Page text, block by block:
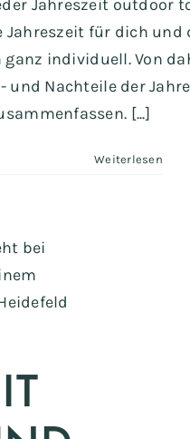
Jahreszeit outdoor
Jahreszeit für dich und
individuell. Von
und Nachteile der
[...]
Weiterlesen